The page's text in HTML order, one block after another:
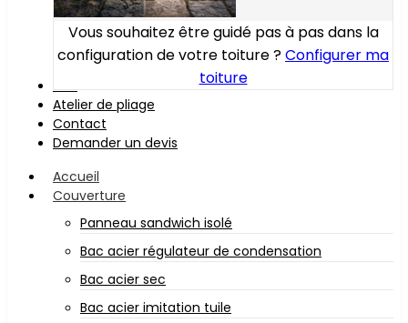
Vous souhaitez être guidé pas à pas dans la
configuration de votre toiture ?Configurer ma
toiture
Atelier de pliage
Contact
Demander un devis
Accueil
Couverture
Panneau sandwich isolé
Bac acier régulateur de condensation
Bac acier sec
Bac acier imitation tuile